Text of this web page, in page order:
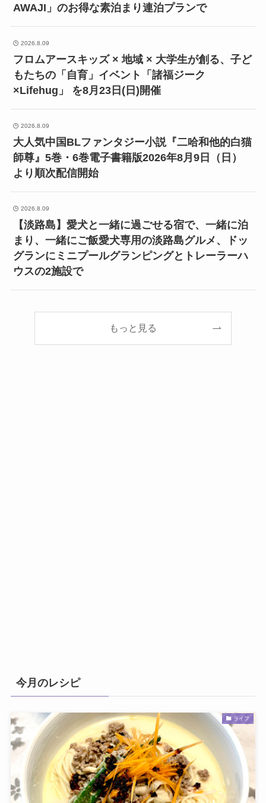
AWAJI」のお得な素泊まり連泊プランで
2026.8.09
フロムアースキッズ × 地域 × 大学生が創る、子ど
もたちの「自育」イベント「諸福ジーク
×Lifehug」 を8月23日(日)開催
2026.8.09
大人気中国BLファンタジー小説『二哈和他的白猫
師尊』5巻・6巻電子書籍版2026年8月9日（日）
より順次配信開始
2026.8.09
【淡路島】愛犬と一緒に過ごせる宿で、一緒に泊
まり、一緒にご飯愛犬専用の淡路島グルメ、ドッ
グランにミニプールグランピングとトレーラーハ
ウスの2施設で
もっと見る
今月のレシピ
ライフ